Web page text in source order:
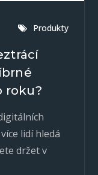
Produkty
roku?
lidí hledá
držet v